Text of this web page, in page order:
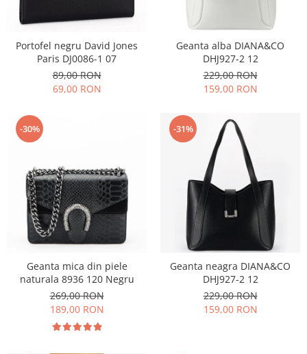
Incaltamine primavara-vara piele
Imbracaminte
Camasi si topuri
Blugi si pantaloni
Pulovere si cardigane
Rochii
Salopete
Portofel negru David Jones
Paris DJ0086-1 07
89,00 RON
69,00 RON
Geanta alba DIANA&CO
DHJ927-2 12
229,00 RON
159,00 RON
-30%
Geanta mica din piele
naturala 8936 120 Negru
269,00 RON
189,00 RON
-31%
Geanta neagra DIANA&CO
DHJ927-2 12
229,00 RON
159,00 RON